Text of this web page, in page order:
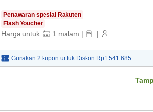
Penawaran spesial Rakuten
Flash Voucher
Harga untuk: 1 malam | |
Gunakan 2 kupon untuk Diskon Rp1.541.685